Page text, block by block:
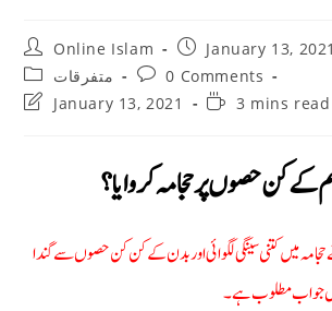
Post
author:
Online Islam
Post
published:
January 13, 2021
Post
category:
متفرقات
Post
comments:
0 Comments
PostJanuary 13, 2021
Reading3 mins read
حصوں پر حجامہ کروایا؟
میں کتنی سینگی لگوائی اور بدن کے کن کن حصوں سے گندا
جواب مطلوب ہے۔